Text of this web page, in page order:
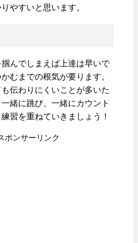
やすいと思います。
んでしまえば上達は早いで
むまでの根気が要ります。
伝わりにくいことが多いた
緒に跳び、一緒にカウント
習を重ねていきましょう！
ポンサーリンク